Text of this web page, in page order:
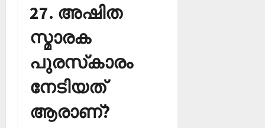
27. അഷിത
സ്മാരക
പുരസ്‌കാരം
നേടിയത്
ആരാണ്?